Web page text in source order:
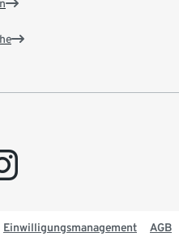
Einwilligungsmanagement AGB